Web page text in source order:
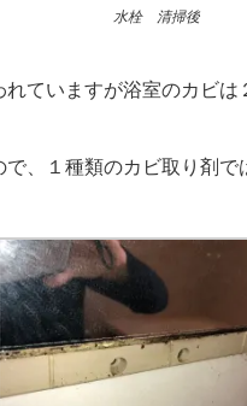
水栓 清掃後
れていますが浴室のカビは
、１種類のカビ取り剤で